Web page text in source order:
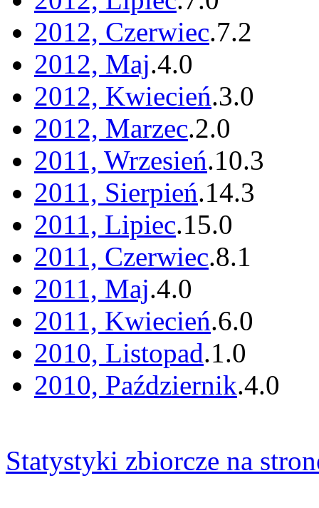
2012, Czerwiec.7.2
2012, Maj.4.0
2012, Kwiecień.3.0
2012, Marzec.2.0
2011, Wrzesień.10.3
2011, Sierpień.14.3
2011, Lipiec.15.0
2011, Czerwiec.8.1
2011, Maj.4.0
2011, Kwiecień.6.0
2010, Listopad.1 .0
2010, Październik.4.0
Statystyki zbiorcze na